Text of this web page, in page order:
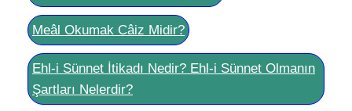
Meâl Okumak Câiz Midir?
Ehl-i Sünnet İtikadı Nedir? Ehl-i Sünnet Olmanın
Şartları Nelerdir?